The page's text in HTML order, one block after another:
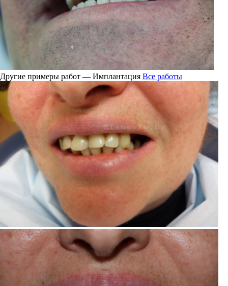
Другие примеры работ — Имплантация Все работы